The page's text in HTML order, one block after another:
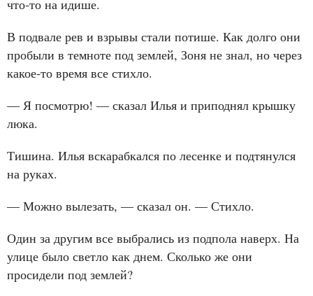
что‑то на идише.
В подвале рев и взрывы стали потише. Как долго они
пробыли в темноте под землей, Зоня не знал, но через
какое‑то время все стихло.
— Я посмотрю! — сказал Илья и приподнял крышку
люка.
Тишина. Илья вскарабкался по лесенке и подтянулся
на руках.
— Можно вылезать, — сказал он. — Стихло.
Один за другим все выбрались из подпола наверх. На
улице было светло как днем. Сколько же они
просидели под землей?